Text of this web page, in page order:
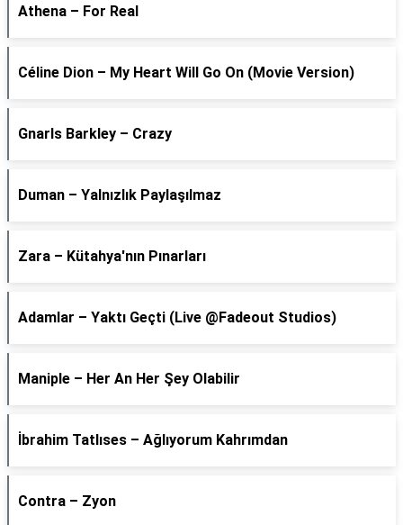
Athena – For Real
Céline Dion – My Heart Will Go On (Movie Version)
Gnarls Barkley – Crazy
Duman – Yalnızlık Paylaşılmaz
Zara – Kütahya'nın Pınarları
Adamlar – Yaktı Geçti (Live @Fadeout Studios)
Maniple – Her An Her Şey Olabilir
İbrahim Tatlıses – Ağlıyorum Kahrımdan
Contra – Zyon